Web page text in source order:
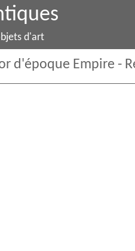
d'art
d'époque Empire -